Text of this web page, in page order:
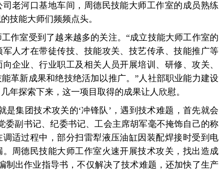
老河口基地车间，周德民技能大师工作室的成员熟练
技能大师们频频点头。
室受到了越来越多的关注。“成立技能大师工作室的
军人才在带徒传技、技能攻关、技艺传承、技能推广等
企业、行业职工及相关人员开展培训、研修、攻关、
革新成果和绝技绝活加以推广。”人社部职业能力建设
年探索下来，这一项目取得的成果让人欣慰。
集团技术攻关的‘冲锋队’，遇到技术难题，首先就会
委副书记、纪委书记、工会主席胡军毫不掩饰自己的称
适过程中，部分扫雷犁液压油缸因装配焊接时受到电
周德民技能大师工作室火速开展技术攻关，找出造成
制出作业指导书，不仅解决了技术难题，还加快了生产